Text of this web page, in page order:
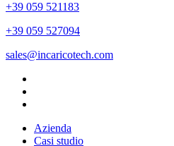
+39 059 521183
+39 059 527094
sales@incaricotech.com
Azienda
Casi studio